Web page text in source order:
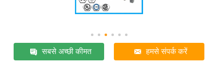
सबसे अच्छी कीमत हमसे संपर्क करें